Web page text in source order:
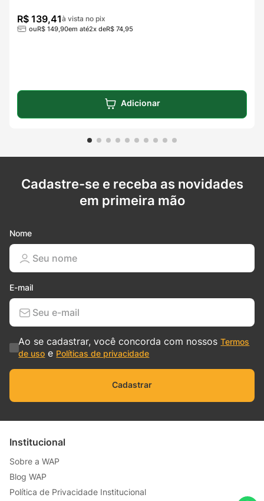
R$ 139,41à vista no pix
ouR$ 149 90em até2x deR$ 74 95
Adicionar
Cadastre-se e receba as novidades
em primeira mão
Nome
E-mail
Ao se cadastrar, você concorda com nossosTermos
de uso e Políticas de privacidade
Cadastrar
Institucional
Sobre a WAP
Blog WAP
Política de Privacidade Institucional